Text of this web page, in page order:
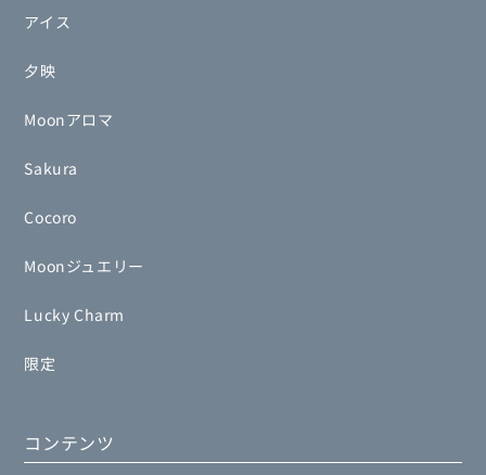
アイス
夕映
Moonアロマ
Sakura
Cocoro
Moonジュエリー
Lucky Charm
限定
コンテンツ